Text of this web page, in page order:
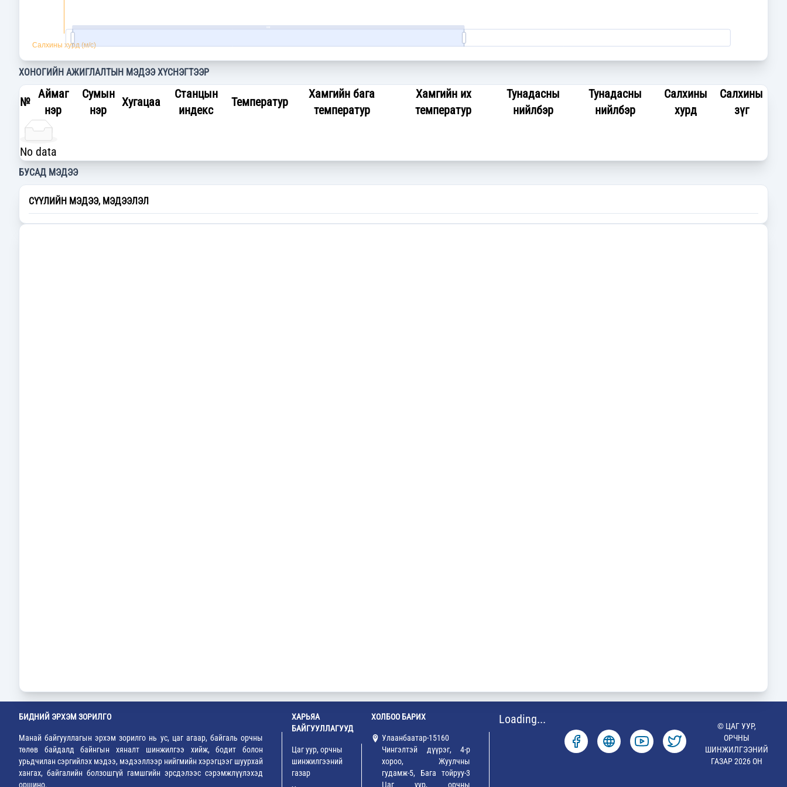
ХОНОГИЙН АЖИГЛАЛТЫН МЭДЭЭ ХҮСНЭГТЭЭР
№
Аймаг
нэр
Сумын
нэр
Хугацаа
Станцын
индекс
Температур
Хамгийн бага
температур
Хамгийн их
температур
Тунадасны
нийлбэр
Тунадасны
нийлбэр
Салхины
хурд
Салхины
зүг
No data
БУСАД МЭДЭЭ
СҮҮЛИЙН МЭДЭЭ, МЭДЭЭЛЭЛ
БИДНИЙ ЭРХЭМ ЗОРИЛГО
Манай байгууллагын эрхэм зорилго нь ус, цаг агаар, байгаль орчны
төлөв байдалд байнгын хяналт шинжилгээ хийж, бодит болон
урьдчилан сэргийлэх мэдээ, мэдээллээр нийгмийн хэрэгцээг шуурхай
хангах, байгалийн болзошгүй гамшгийн эрсдэлээс сэрэмжлүүлэхэд
оршино.
ХАРЬЯА
БАЙГУУЛЛАГУУД
Цаг уур, орчны
шинжилгээний
газар
ХОЛБОО БАРИХ
Улаанбаатар-15160
Чингэлтэй дүүрэг, 4-р
хороо, Жуулчны
гудамж-5, Бага тойруу-3
Цаг уур, орчны
Loading...
© ЦАГ УУР,
ОРЧНЫ
ШИНЖИЛГЭЭНИЙ
ГАЗАР 2026 ОН